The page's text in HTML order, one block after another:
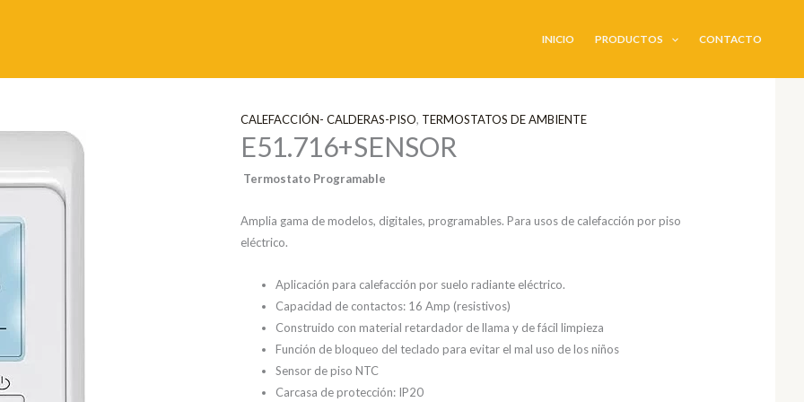
INICIO PRODUCTOS CONTACTO
CALEFACCIÓN- CALDERAS-PISO, TERMOSTATOS DE AMBIENTE
E51.716+SENSOR
Termostato Programable
Amplia gama de modelos, digitales, programables. Para usos de calefacción por piso
eléctrico.
Aplicación para calefacción por suelo radiante eléctrico.
Capacidad de contactos: 16 Amp (resistivos)
Construido con material retardador de llama y de fácil limpieza
Función de bloqueo del teclado para evitar el mal uso de los niños
Sensor de piso NTC
Carcasa de protección: IP20